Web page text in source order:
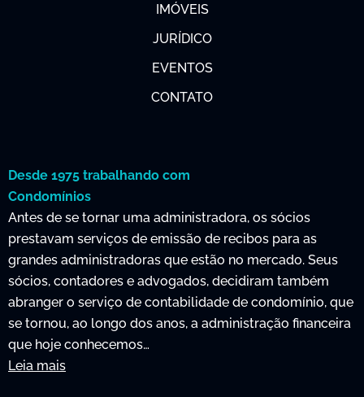
IMÓVEIS
JURÍDICO
EVENTOS
CONTATO
Desde 1975 trabalhando com
Condomínios
Antes de se tornar uma administradora, os sócios
prestavam serviços de emissão de recibos para as
grandes administradoras que estão no mercado. Seus
sócios, contadores e advogados, decidiram também
abranger o serviço de contabilidade de condomínio, que
se tornou, ao longo dos anos, a administração financeira
que hoje conhecemos…
Leia mais